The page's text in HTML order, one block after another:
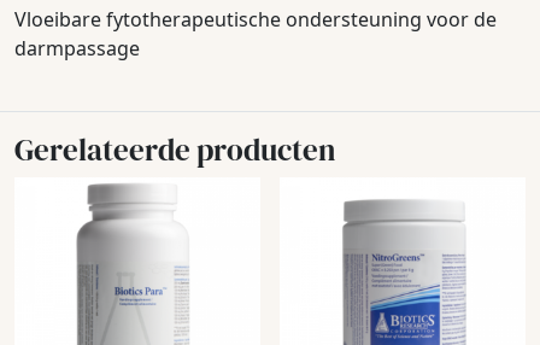
Vloeibare fytotherapeutische ondersteuning voor de
darmpassage
Gerelateerde producten